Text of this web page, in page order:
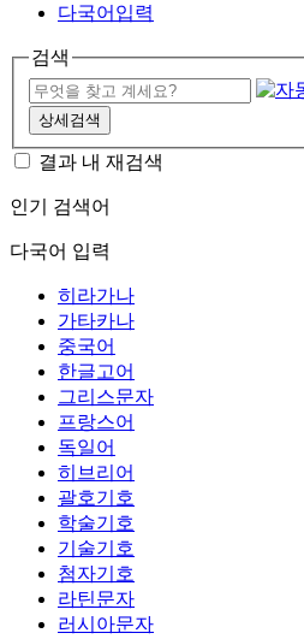
다국어입력
검색
상세검색
결과 내 재검색
인기 검색어
다국어 입력
히라가나
가타카나
중국어
한글고어
그리스문자
프랑스어
독일어
히브리어
괄호기호
학술기호
기술기호
첨자기호
라틴문자
러시아문자